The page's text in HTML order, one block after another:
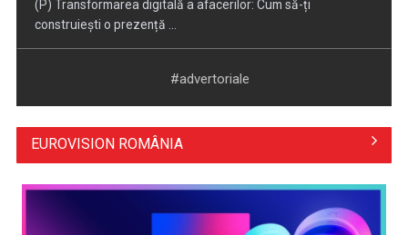
#advertoriale
EUROVISION ROMÂNIA